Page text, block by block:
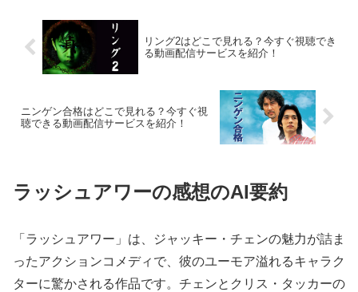
リング2はどこで見れる？今すぐ視聴でき
る動画配信サービスを紹介！
ニンゲン合格はどこで見れる？今すぐ視
聴できる動画配信サービスを紹介！
ラッシュアワーの感想のAI要約
「ラッシュアワー」は、ジャッキー・チェンの魅力が詰ま
ったアクションコメディで、彼のユーモア溢れるキャラク
ターに驚かされる作品です。チェンとクリス・タッカーの